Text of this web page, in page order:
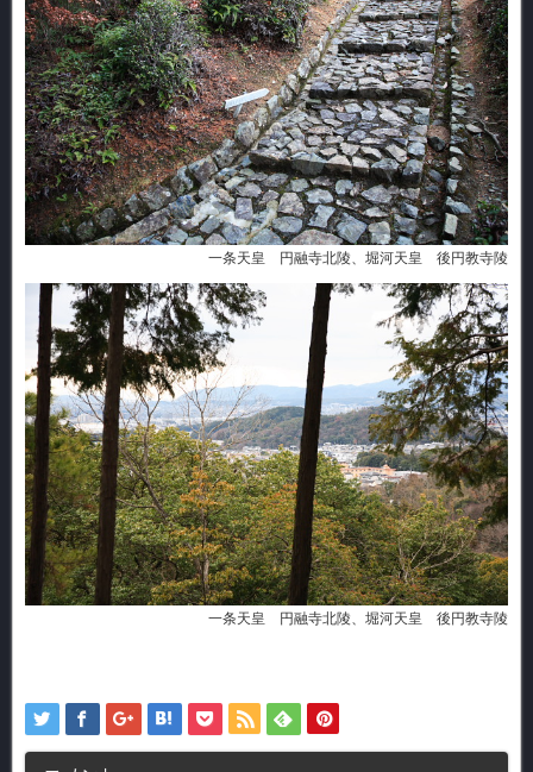
一条天皇 円融寺北陵、堀河天皇 後円教寺陵
一条天皇 円融寺北陵、堀河天皇 後円教寺陵